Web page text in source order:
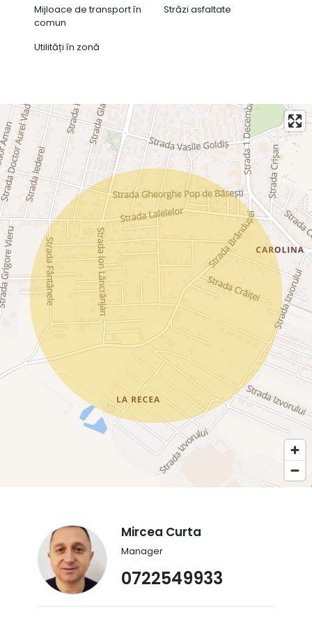
Mijloace de transport în
comun
Străzi asfaltate
Utilități în zonă
Mircea Curta
Manager
0722549933